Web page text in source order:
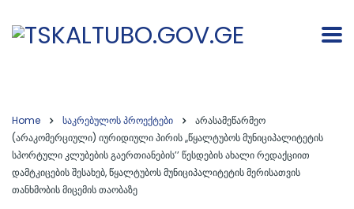
Home საკრებულოს პროექტები
არასამეწარმეო
(არაკომერციული) იურიდიული პირის ,,წყალტუბოს მუნიციპალიტეტის
სპორტული კლუბების გაერთიანების’’ წესდების ახალი რედაქციით
დამტკიცების შესახებ, წყალტუბოს მუნიციპალიტეტის მერისათვის
თანხმობის მიცემის თაობაზე